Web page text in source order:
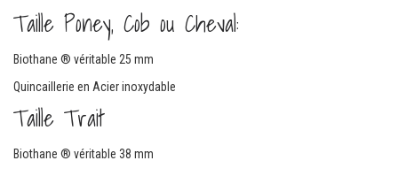
Taille Poney, Cob ou Cheval:
Biothane ® véritable 25 mm
Quincaillerie en Acier inoxydable
Taille Trait
Biothane ® véritable 38 mm